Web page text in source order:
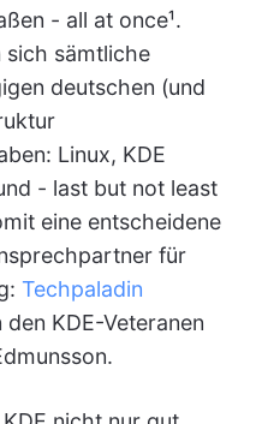
- all at once¹.
sich sämtliche
deutschen (und
Linux, KDE
- last but not least
eine entscheidene
für
Techpaladin
KDE-Veteranen